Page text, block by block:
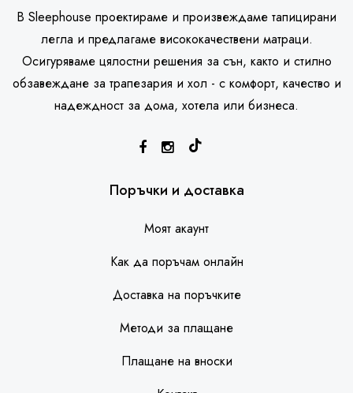
В Sleephouse проектираме и произвеждаме тапицирани
легла и предлагаме висококачествени матраци.
Осигуряваме цялостни решения за сън, както и стилно
обзавеждане за трапезария и хол - с комфорт, качество и
надеждност за дома, хотела или бизнеса.
Поръчки и доставка
Моят акаунт
Как да поръчам онлайн
Доставка на поръчките
Методи за плащане
Плащане на вноски
SleepHouse асистент